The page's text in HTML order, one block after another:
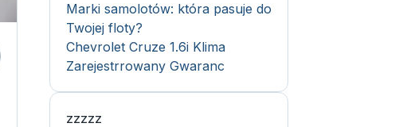
Marki samolotów: która pasuje do
Twojej floty?
Chevrolet Cruze 1.6i Klima
Zarejestrrowany Gwaranc
zzzzz